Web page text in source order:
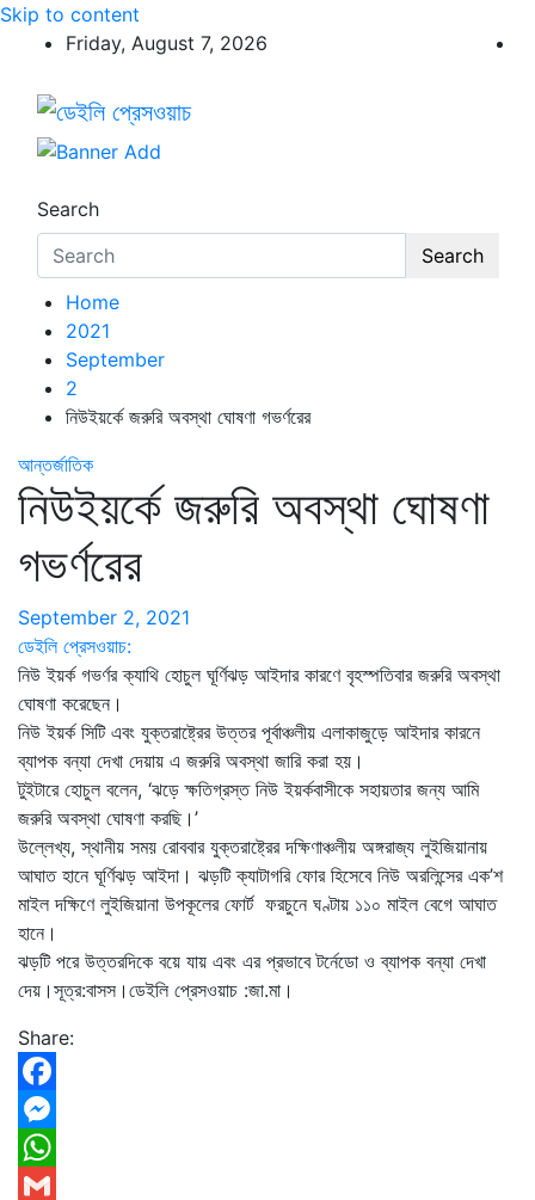
Skip to content
Friday, August 7, 2026
ডেইলি প্রেসওয়াচ
ডেইলি প্রেসওয়াচ মুক্তিযুদ্ধের চেতনায় উদ্বুদ্ধ মুখপত্র
Search
Search
Home
2021
September
2
নিউইয়র্কে জরুরি অবস্থা ঘোষণা গভর্ণরের
আন্তর্জাতিক
নিউইয়র্কে জরুরি অবস্থা ঘোষণা
গভর্ণরের
September 2, 2021
ডেইলি প্রেসওয়াচ:
নিউ ইয়র্ক গভর্ণর ক্যাথি হোচুল ঘূর্ণিঝড় আইদার কারণে বৃহস্পতিবার জরুরি অবস্থা
ঘোষণা করেছেন।
নিউ ইয়র্ক সিটি এবং যুক্তরাষ্ট্রের উত্তর পূর্বাঞ্চলীয় এলাকাজুড়ে আইদার কারনে
ব্যাপক বন্যা দেখা দেয়ায় এ জরুরি অবস্থা জারি করা হয়।
টুইটারে হোচুল বলেন, ‘ঝড়ে ক্ষতিগ্রস্ত নিউ ইয়র্কবাসীকে সহায়তার জন্য আমি
জরুরি অবস্থা ঘোষণা করছি।’
উল্লেখ্য, স্থানীয় সময় রোববার যুক্তরাষ্ট্রের দক্ষিণাঞ্চলীয় অঙ্গরাজ্য লুইজিয়ানায়
আঘাত হানে ঘূর্ণিঝড় আইদা। ঝড়টি ক্যাটাগরি ফোর হিসেবে নিউ অরলিন্সের এক’শ
মাইল দক্ষিণে লুইজিয়ানা উপকূলের ফোর্ট ফরচুনে ঘণ্টায় ১১০ মাইল বেগে আঘাত
হানে।
ঝড়টি পরে উত্তরদিকে বয়ে যায় এবং এর প্রভাবে টর্নেডো ও ব্যাপক বন্যা দেখা
দেয়।সূত্র:বাসস।ডেইলি প্রেসওয়াচ :জা.মা।
Share:
Facebook
Messenger
WhatsApp